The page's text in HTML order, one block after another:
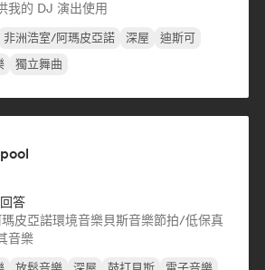
我的 DJ 演出使用
非洲浩室/阿瑪皮亞諾 深屋
迪斯可
獨立舞曲
答
皮亞諾環境音樂貝斯音樂節拍/低保真
音樂